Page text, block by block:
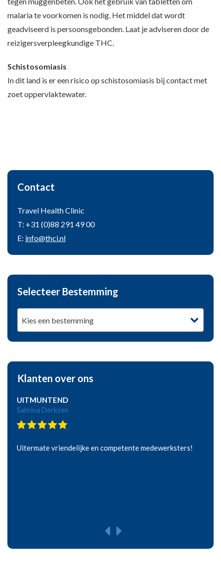
malaria te voorkomen is nodig. Het middel dat wordt
geadviseerd is persoonsgebonden. Laat je adviseren door de
reizigersverpleegkundige THC.
Schistosomiasis
In dit land is er een risico op schistosomiasis bij contact met
zoet oppervlaktewater.
Contact
Travel Health Clinic
T: +31 (0)88 291 49 00
E: info@thci.nl
Selecteer Bestemming
Kies een bestemming
Klanten over ons
UITMUNTEND
Sabrina Derksen
Uitermate vriendelijke en competente medewerksters!